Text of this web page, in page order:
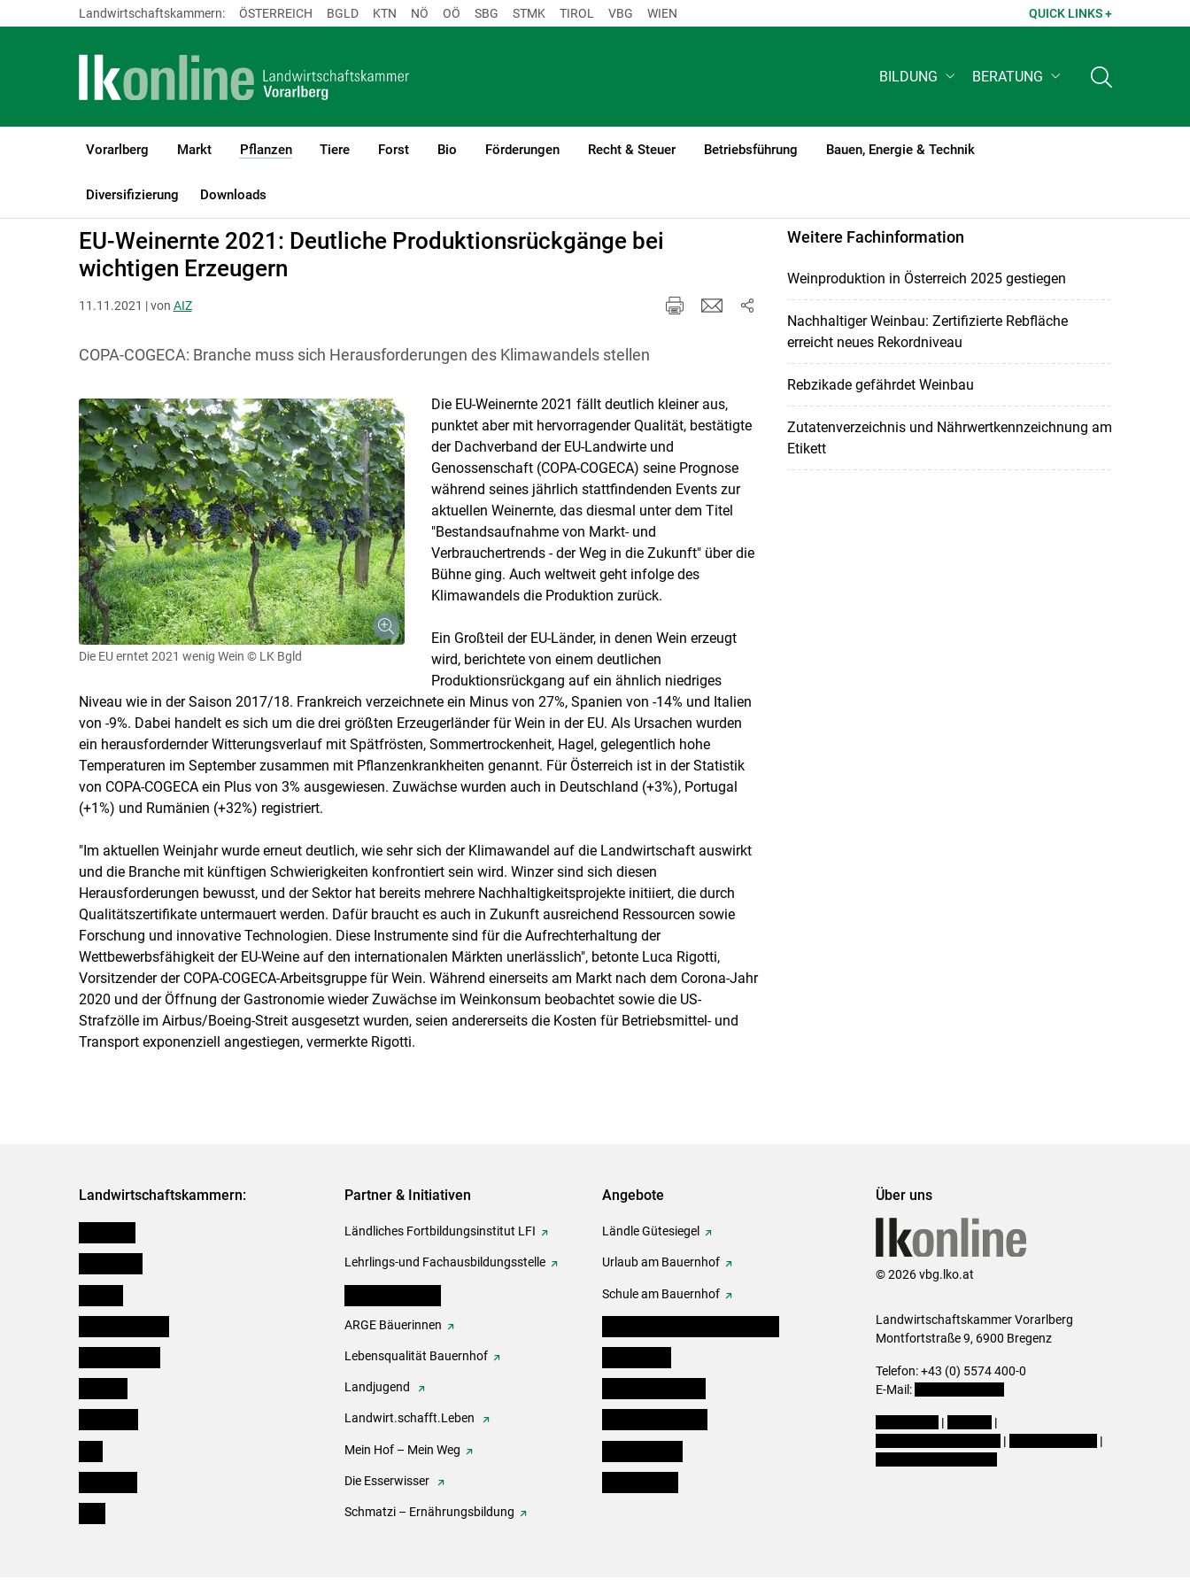
Skip to main content
Landwirtschaftskammern: ÖSTERREICH BGLD KTN NÖ OÖ SBG STMK TIROL VBG WIEN QUICK LINKS +
BILDUNG BERATUNG
Vorarlberg Markt Pflanzen
(current)1
Tiere Forst Bio Förderungen Recht & Steuer Betriebsführung Bauen, Energie & Technik
Diversifizierung Downloads
LK Vorarlberg Pflanzen Weinbau
EU-Weinernte 2021: Deutliche Produktionsrückgänge bei
wichtigen Erzeugern
11.11.2021 | von AIZ
COPA-COGECA: Branche muss sich Herausforderungen des Klimawandels stellen
Die EU erntet 2021 wenig Wein © LK Bgld
Die EU-Weinernte 2021 fällt deutlich kleiner aus,
punktet aber mit hervorragender Qualität, bestätigte
der Dachverband der EU-Landwirte und
Genossenschaft (COPA-COGECA) seine Prognose
während seines jährlich stattfindenden Events zur
aktuellen Weinernte, das diesmal unter dem Titel
"Bestandsaufnahme von Markt- und
Verbrauchertrends - der Weg in die Zukunft" über die
Bühne ging. Auch weltweit geht infolge des
Klimawandels die Produktion zurück.
Ein Großteil der EU-Länder, in denen Wein erzeugt
wird, berichtete von einem deutlichen
Produktionsrückgang auf ein ähnlich niedriges
Niveau wie in der Saison 2017/18. Frankreich verzeichnete ein Minus von 27%, Spanien von -14% und Italien
von -9%. Dabei handelt es sich um die drei größten Erzeugerländer für Wein in der EU. Als Ursachen wurden
ein herausfordernder Witterungsverlauf mit Spätfrösten, Sommertrockenheit, Hagel, gelegentlich hohe
Temperaturen im September zusammen mit Pflanzenkrankheiten genannt. Für Österreich ist in der Statistik
von COPA-COGECA ein Plus von 3% ausgewiesen. Zuwächse wurden auch in Deutschland (+3%), Portugal
(+1%) und Rumänien (+32%) registriert.
"Im aktuellen Weinjahr wurde erneut deutlich, wie sehr sich der Klimawandel auf die Landwirtschaft auswirkt
und die Branche mit künftigen Schwierigkeiten konfrontiert sein wird. Winzer sind sich diesen
Herausforderungen bewusst, und der Sektor hat bereits mehrere Nachhaltigkeitsprojekte initiiert, die durch
Qualitätszertifikate untermauert werden. Dafür braucht es auch in Zukunft ausreichend Ressourcen sowie
Forschung und innovative Technologien. Diese Instrumente sind für die Aufrechterhaltung der
Wettbewerbsfähigkeit der EU-Weine auf den internationalen Märkten unerlässlich", betonte Luca Rigotti,
Vorsitzender der COPA-COGECA-Arbeitsgruppe für Wein. Während einerseits am Markt nach dem Corona-Jahr
2020 und der Öffnung der Gastronomie wieder Zuwächse im Weinkonsum beobachtet sowie die US-
Strafzölle im Airbus/Boeing-Streit ausgesetzt wurden, seien andererseits die Kosten für Betriebsmittel- und
Transport exponenziell angestiegen, vermerkte Rigotti.
Weitere Fachinformation
Weinproduktion in Österreich 2025 gestiegen
Nachhaltiger Weinbau: Zertifizierte Rebfläche
erreicht neues Rekordniveau
Rebzikade gefährdet Weinbau
Zutatenverzeichnis und Nährwertkennzeichnung am
Etikett
Landwirtschaftskammern: Partner & Initiativen
Ländliches Fortbildungsinstitut LFI
Lehrlings-und Fachausbildungsstelle
ARGE Bäuerinnen
Lebensqualität Bauernhof
Landjugend
Landwirt.schafft.Leben
Mein Hof – Mein Weg
Die Esserwisser
Schmatzi – Ernährungsbildung
Angebote
Ländle Gütesiegel
Urlaub am Bauernhof
Schule am Bauernhof
Über uns
© 2026 vbg.lko.at
Landwirtschaftskammer Vorarlberg
Montfortstraße 9, 6900 Bregenz
Telefon: +43 (0) 5574 400-0
E-Mail:
|
|
|
|